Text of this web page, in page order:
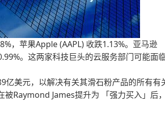
，苹果Apple (AAPL) 收跌1.13%。亚马逊
。这两家科技巨头的云服务部门可能面
亿美元，以解决有关其滑石粉产品的所有有
Raymond James提升为 「强力买入」后